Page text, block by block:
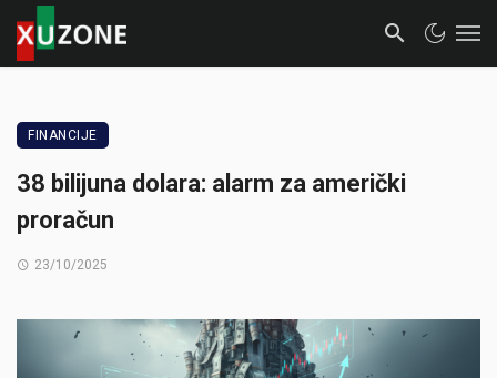
FINANCIJE
38 bilijuna dolara: alarm za američki
proračun
23/10/2025